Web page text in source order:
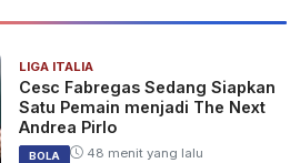
BBM Naik Lagi 1 November!
Kalimantan Selatan Catat Harga
Pertamina Dex &amp; Dexlite
Tertinggi se-Kalimantan
EKONOMI 9 bulan yang lalu
LIGA ITALIA
Cesc Fabregas Sedang Siapkan
Satu Pemain menjadi The Next
Andrea Pirlo
BOLA 48 menit yang lalu